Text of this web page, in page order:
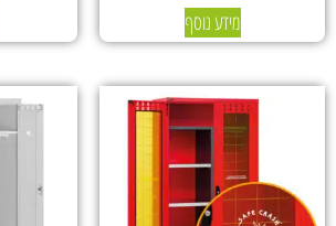
מידע נוסף